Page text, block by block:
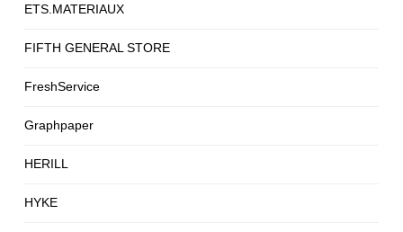
ETS.MATERIAUX
FIFTH GENERAL STORE
FreshService
Graphpaper
HERILL
HYKE